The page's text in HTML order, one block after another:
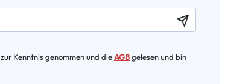
zur Kenntnis genommen und dieAGBgelesen und bin